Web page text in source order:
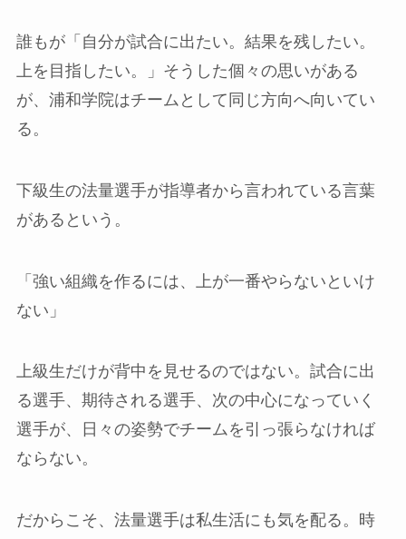
誰もが「自分が試合に出たい。結果を残したい。
上を目指したい。」そうした個々の思いがある
が、浦和学院はチームとして同じ方向へ向いてい
る。
下級生の法量選手が指導者から言われている言葉
があるという。
「強い組織を作るには、上が一番やらないといけ
ない」
上級生だけが背中を見せるのではない。試合に出
る選手、期待される選手、次の中心になっていく
選手が、日々の姿勢でチームを引っ張らなければ
ならない。
だからこそ、法量選手は私生活にも気を配る。時